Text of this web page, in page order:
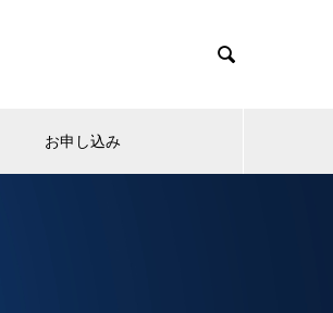

お申し込み